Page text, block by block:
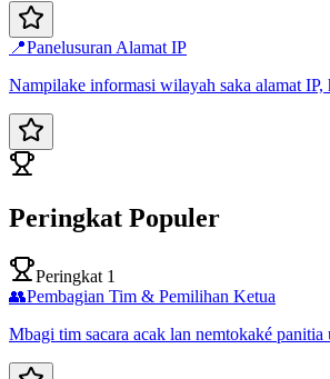
📍Panelusuran Alamat IP
Nampilake informasi wilayah saka alamat IP,
Peringkat Populer
Peringkat 1
👥Pembagian Tim & Pemilihan Ketua
Mbagi tim sacara acak lan nemtokaké